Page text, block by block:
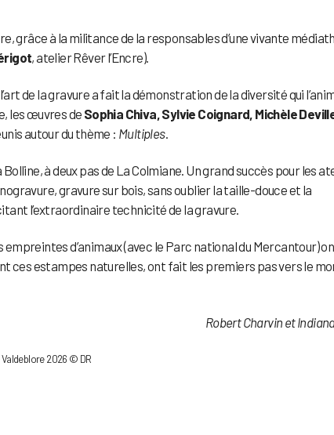
grâce à la militance de la responsables d’une vivante
, atelier Rêver l’Encre).
de la gravure a fait la démonstration de la diversité qui
les œuvres de Sophia Chiva, Sylvie Coignard, Michèle
autour du thème : Multiples.
à deux pas de La Colmiane. Un grand succès pour les
gravure sur bois, sans oublier la taille-douce et la
l’extraordinaire technicité de la gravure.
d’animaux (avec le Parc national du Mercantour)
ces estampes naturelles, ont fait les premiers pas vers le
Robert Charvin et
Valdeblore 2026 © DR